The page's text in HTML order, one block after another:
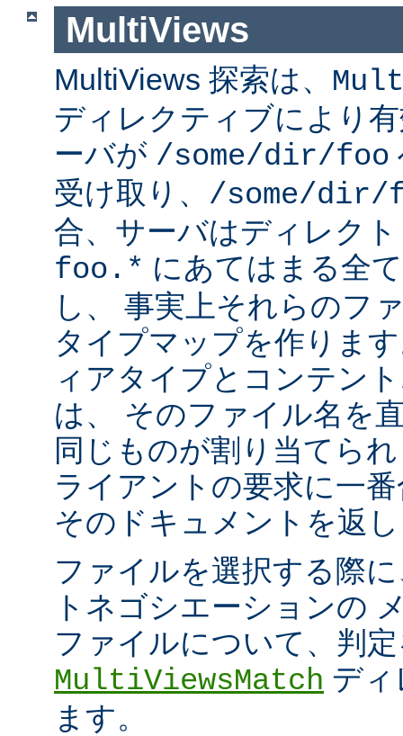
MultiViews
MultiViews 探索は、
ディレクティブにより
ーバが /some/dir/foo
受け取り、 /some/dir/
合、サーバはディレク
foo.* にあてはまる全
し、 事実上それらのフ
タイプマップを作りま
ィアタイプとコンテン
は、 そのファイル名を
同じものが割り当てら
ライアントの要求に一
そのドキュメントを返
ファイルを選択する際
トネゴシエーションの
ファイルについて、判
MultiViewsMatch デ
ます。